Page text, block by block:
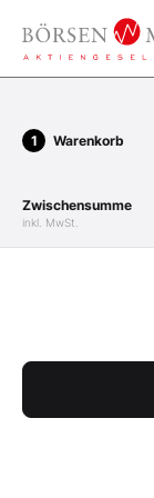
Warenkorb
Zwischensumme
inkl. MwSt.